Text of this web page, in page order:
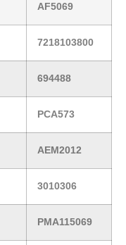
AF5069
7218103800
694488
PCA573
AEM2012
3010306
PMA115069